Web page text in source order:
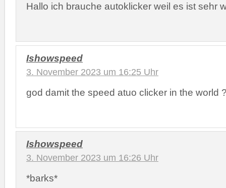
Hallo ich brauche autoklicker weil es ist sehr
Ishowspeed
3. November 2023 um 16:25 Uhr
god damit the speed atuo clicker in the world
Ishowspeed
3. November 2023 um 16:26 Uhr
*barks*